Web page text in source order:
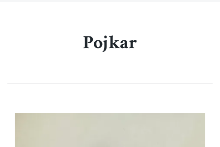
Pojkar